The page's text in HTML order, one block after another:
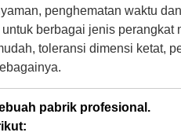
penghematan waktu
berbagai jenis
toleransi dimensi ketat,
pabrik profesional.